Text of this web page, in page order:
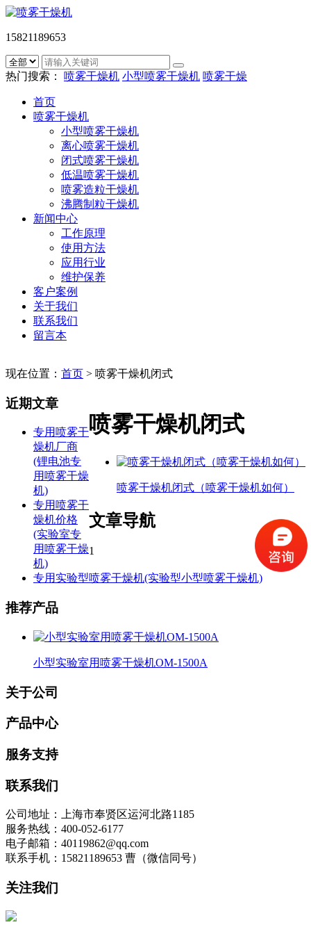
15821189653
热门搜索： 喷雾干燥机 小型喷雾干燥机 喷雾干燥
首页
喷雾干燥机
小型喷雾干燥机
离心喷雾干燥机
闭式喷雾干燥机
低温喷雾干燥机
喷雾造粒干燥机
沸腾制粒干燥机
新闻中心
工作原理
使用方法
应用行业
维护保养
客户案例
关于我们
联系我们
留言本
现在位置： 首页 > 喷雾干燥机闭式
喷雾干燥机闭式
喷雾干燥机闭式（喷雾干燥机如何）
文章导航
1
近期文章
专用喷雾干
燥机厂商
(锂电池专
用喷雾干燥
机)
专用喷雾干
燥机价格
(实验室专
用喷雾干燥
机)
专用实验型喷雾干燥机(实验型小型喷雾干燥机)
推荐产品
小型实验室用喷雾干燥机OM-1500A
关于公司
产品中心
服务支持
联系我们
公司地址：上海市奉贤区运河北路1185
服务热线：400-052-6177
电子邮箱：40119862@qq.com
联系手机：15821189653 曹（微信同号）
关注我们